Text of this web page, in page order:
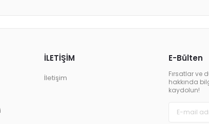
E-Bülten
Fırsatlar ve
hakkında
kaydolun!
İLETİŞİM
İletişim